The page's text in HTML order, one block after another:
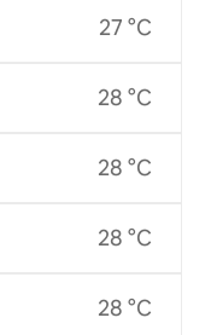
27 °C
28 °C
28 °C
28 °C
28 °C